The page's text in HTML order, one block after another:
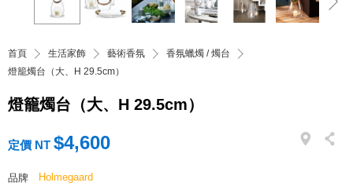
首頁 生活家飾 藝術香氛
香氛蠟燭 / 燭台
燈籠燭台（大、H 29.5cm）
燈籠燭台（大、H 29.5cm）
定價 NT $4,600
品牌
Holmegaard